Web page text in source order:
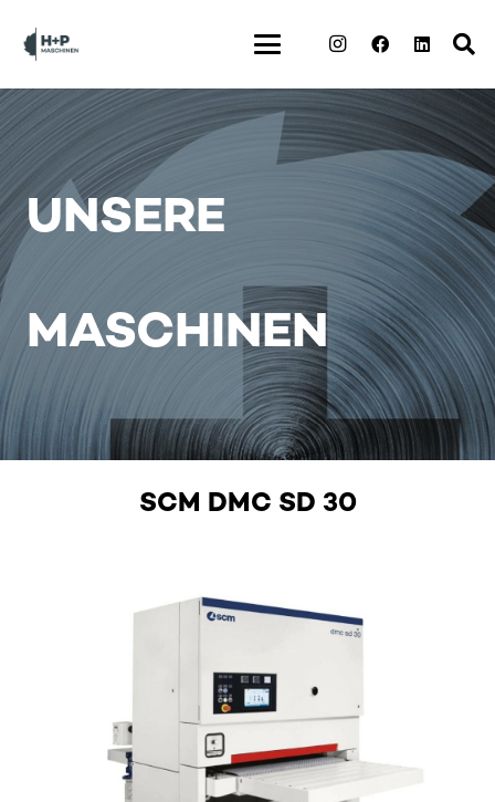
UNSERE
MASCHINEN
SCM DMC SD 30